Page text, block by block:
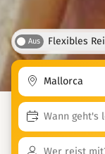
Aus Flexibles